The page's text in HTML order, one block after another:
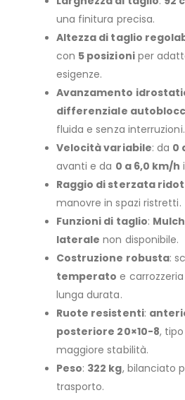
una finitura precisa.
Altezza di taglio
con 5 posizioniper
esigenze.
Avanzamento
differenziale
fluida e senza interruzioni.
Velocità variabile: da 0
avanti e da 0 a 6,0 km/h
Raggio di sterzata
manovre in spazi ristretti.
Funzioni di taglio:
laterale non disponibile.
Costruzione robusta:
temperato e
lunga durata.
Ruote resistenti:
posteriore 20×10-8,
maggiore stabilità.
Peso: 322 kg, bilanciato
trasporto.